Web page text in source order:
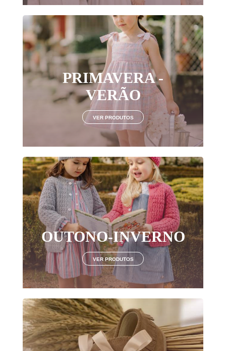
Login
LOGIN COM O FACEBOOK
Recuperar Password
PRIMAVERA -
VERÃO
VER PRODUTOS
OUTONO-INVERNO
VER PRODUTOS